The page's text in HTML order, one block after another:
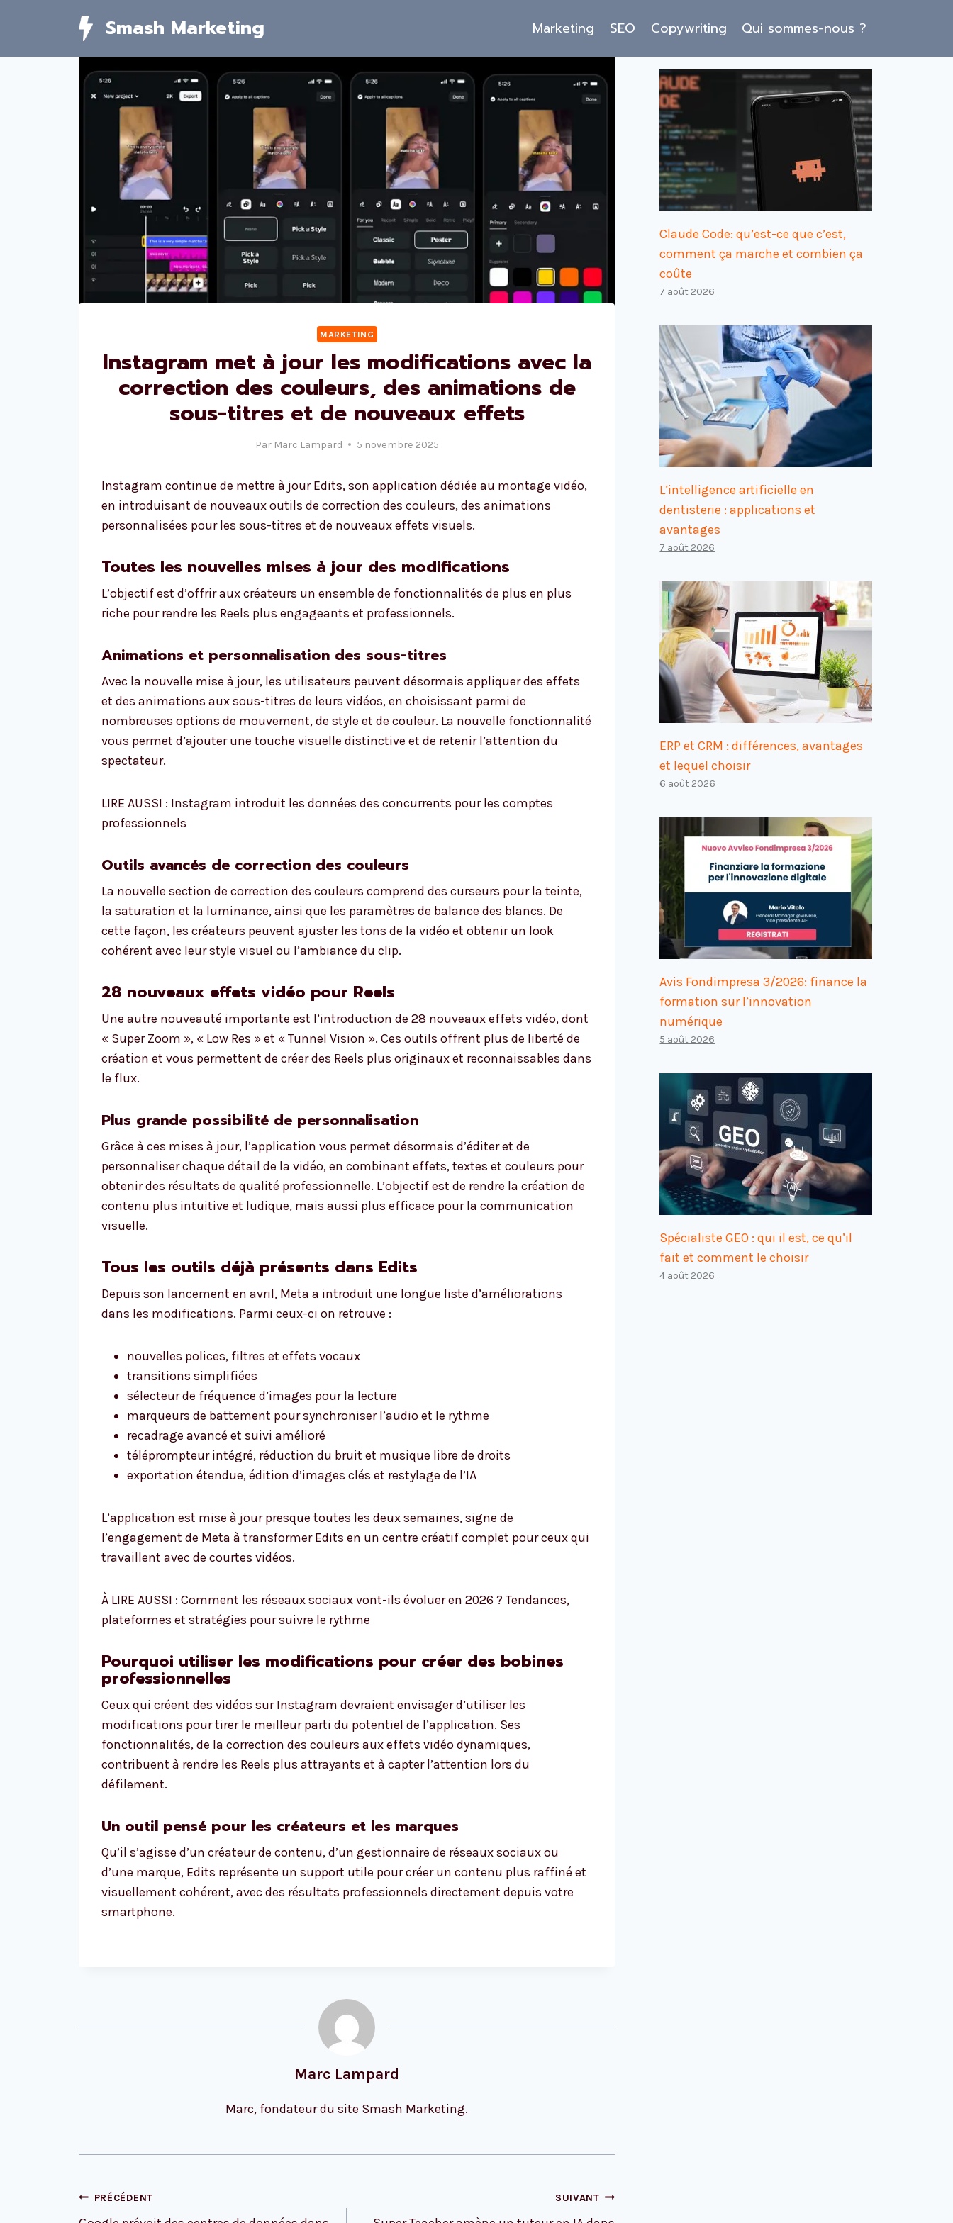
Smash Marketing Marketing SEO Copywriting Qui sommes-nous ?
MARKETING
Instagram met à jour les modifications avec la
correction des couleurs, des animations de
sous-titres et de nouveaux effets
Par Marc Lampard 5 novembre 2025
Instagram continue de mettre à jour Edits, son application dédiée au montage vidéo,
en introduisant de nouveaux outils de correction des couleurs, des animations
personnalisées pour les sous-titres et de nouveaux effets visuels.
Toutes les nouvelles mises à jour des modifications
L’objectif est d’offrir aux créateurs un ensemble de fonctionnalités de plus en plus
riche pour rendre les Reels plus engageants et professionnels.
Animations et personnalisation des sous-titres
Avec la nouvelle mise à jour, les utilisateurs peuvent désormais appliquer des effets
et des animations aux sous-titres de leurs vidéos, en choisissant parmi de
nombreuses options de mouvement, de style et de couleur. La nouvelle fonctionnalité
vous permet d’ajouter une touche visuelle distinctive et de retenir l’attention du
spectateur.
LIRE AUSSI : Instagram introduit les données des concurrents pour les comptes
professionnels
Outils avancés de correction des couleurs
La nouvelle section de correction des couleurs comprend des curseurs pour la teinte,
la saturation et la luminance, ainsi que les paramètres de balance des blancs. De
cette façon, les créateurs peuvent ajuster les tons de la vidéo et obtenir un look
cohérent avec leur style visuel ou l’ambiance du clip.
28 nouveaux effets vidéo pour Reels
Une autre nouveauté importante est l’introduction de 28 nouveaux effets vidéo, dont
« Super Zoom », « Low Res » et « Tunnel Vision ». Ces outils offrent plus de liberté de
création et vous permettent de créer des Reels plus originaux et reconnaissables dans
le flux.
Plus grande possibilité de personnalisation
Grâce à ces mises à jour, l’application vous permet désormais d’éditer et de
personnaliser chaque détail de la vidéo, en combinant effets, textes et couleurs pour
obtenir des résultats de qualité professionnelle. L’objectif est de rendre la création de
contenu plus intuitive et ludique, mais aussi plus efficace pour la communication
visuelle.
Tous les outils déjà présents dans Edits
Depuis son lancement en avril, Meta a introduit une longue liste d’améliorations
dans les modifications. Parmi ceux-ci on retrouve :
nouvelles polices, filtres et effets vocaux
transitions simplifiées
sélecteur de fréquence d’images pour la lecture
marqueurs de battement pour synchroniser l’audio et le rythme
recadrage avancé et suivi amélioré
téléprompteur intégré, réduction du bruit et musique libre de droits
exportation étendue, édition d’images clés et restylage de l’IA
L’application est mise à jour presque toutes les deux semaines, signe de
l’engagement de Meta à transformer Edits en un centre créatif complet pour ceux qui
travaillent avec de courtes vidéos.
À LIRE AUSSI : Comment les réseaux sociaux vont-ils évoluer en 2026 ? Tendances,
plateformes et stratégies pour suivre le rythme
Pourquoi utiliser les modifications pour créer des bobines
professionnelles
Ceux qui créent des vidéos sur Instagram devraient envisager d’utiliser les
modifications pour tirer le meilleur parti du potentiel de l’application. Ses
fonctionnalités, de la correction des couleurs aux effets vidéo dynamiques,
contribuent à rendre les Reels plus attrayants et à capter l’attention lors du
défilement.
Un outil pensé pour les créateurs et les marques
Qu’il s’agisse d’un créateur de contenu, d’un gestionnaire de réseaux sociaux ou
d’une marque, Edits représente un support utile pour créer un contenu plus raffiné et
visuellement cohérent, avec des résultats professionnels directement depuis votre
smartphone.
Marc Lampard
Marc, fondateur du site Smash Marketing.
Navigation
PRÉCÉDENT SUIVANT
Claude Code: qu’est-ce que c’est,
comment ça marche et combien ça
coûte
7 août 2026
L’intelligence artificielle en
dentisterie : applications et
avantages
7 août 2026
ERP et CRM : différences, avantages
et lequel choisir
6 août 2026
Avis Fondimpresa 3/2026: finance la
formation sur l’innovation
numérique
5 août 2026
Spécialiste GEO : qui il est, ce qu’il
fait et comment le choisir
4 août 2026